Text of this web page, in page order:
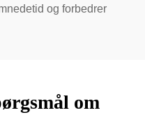
og forbedrer
om